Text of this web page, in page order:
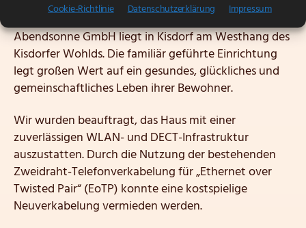
Cookie-Richtlinie Datenschutzerklärung Impressum
Die Senioren- und Pflegeeinrichtung Haus
Abendsonne GmbH liegt in Kisdorf am Westhang des
Kisdorfer Wohlds. Die familiär geführte Einrichtung
legt großen Wert auf ein gesundes, glückliches und
gemeinschaftliches Leben ihrer Bewohner.
Wir wurden beauftragt, das Haus mit einer
zuverlässigen WLAN- und DECT-Infrastruktur
auszustatten. Durch die Nutzung der bestehenden
Zweidraht-Telefonverkabelung für „Ethernet over
Twisted Pair“ (EoTP) konnte eine kostspielige
Neuverkabelung vermieden werden.